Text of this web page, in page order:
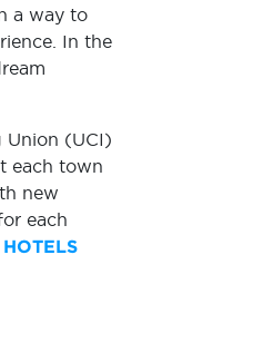
a way to
In the
Union (UCI)
each town
new
each
HOTELS